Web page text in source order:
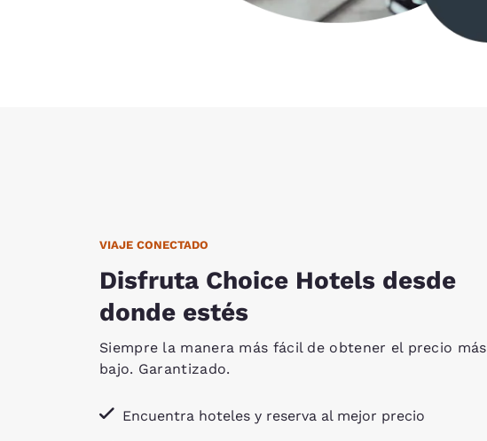
VIAJE CONECTADO
Disfruta Choice Hotels desde
donde estés
Siempre la manera más fácil de obtener el precio más
bajo. Garantizado.
Encuentra hoteles y reserva al mejor precio